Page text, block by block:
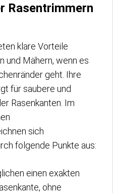
Rasentrimmern
klare Vorteile
und Mähern, wenn es
geht. Ihre
für saubere und
Rasenkanten. Im
sich
folgende Punkte aus:
einen exakten
ohne